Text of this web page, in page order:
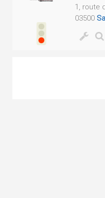
1, route
03500